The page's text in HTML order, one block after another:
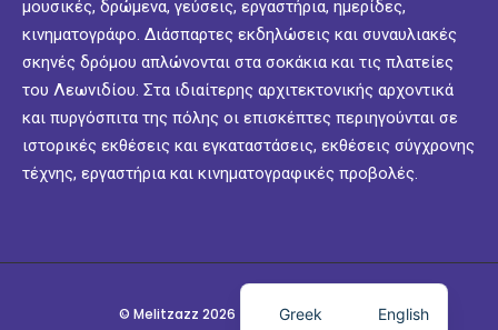
μουσικές, δρώμενα, γεύσεις, εργαστήρια, ημερίδες,
κινηματογράφο. Διάσπαρτες εκδηλώσεις και συναυλιακές
σκηνές δρόμου απλώνονται στα σοκάκια και τις πλατείες
του Λεωνιδίου. Στα ιδιαίτερης αρχιτεκτονικής αρχοντικά
και πυργόσπιτα της πόλης οι επισκέπτες περιηγούνται σε
ιστορικές εκθέσεις και εγκαταστάσεις, εκθέσεις σύγχρονης
τέχνης, εργαστήρια και κινηματογραφικές προβολές.
© Melitzazz 2026 - Festival @ Leonidio
Greek English